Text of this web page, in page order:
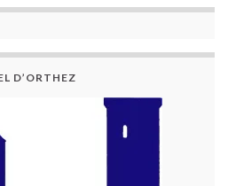
D’ORTHEZ